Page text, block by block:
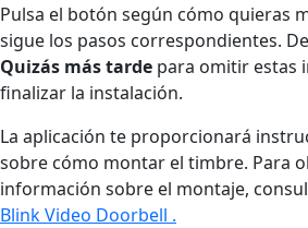
Pulsa el botón según cómo quieras
sigue los pasos correspondientes.
Quizás más tarde para omitir estas
finalizar la instalación.
La aplicación te proporcionará
sobre cómo montar el timbre. Para
información sobre el montaje,
Blink Video Doorbell .